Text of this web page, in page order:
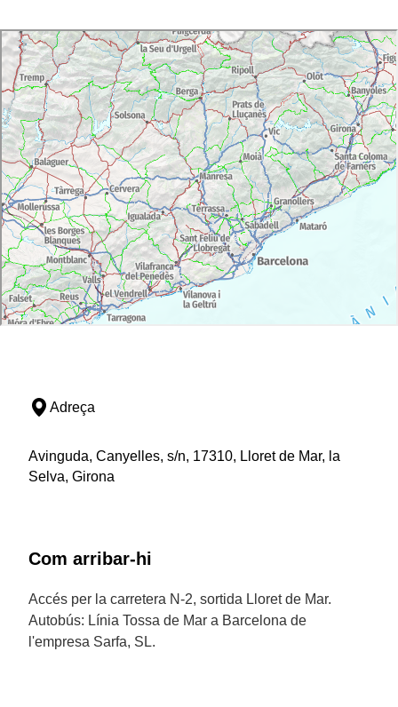
Adreça
Avinguda, Canyelles, s/n, 17310, Lloret de Mar, la
Selva, Girona
Com arribar-hi
Accés per la carretera N-2, sortida Lloret de Mar.
Autobús: Línia Tossa de Mar a Barcelona de
l'empresa Sarfa, SL.